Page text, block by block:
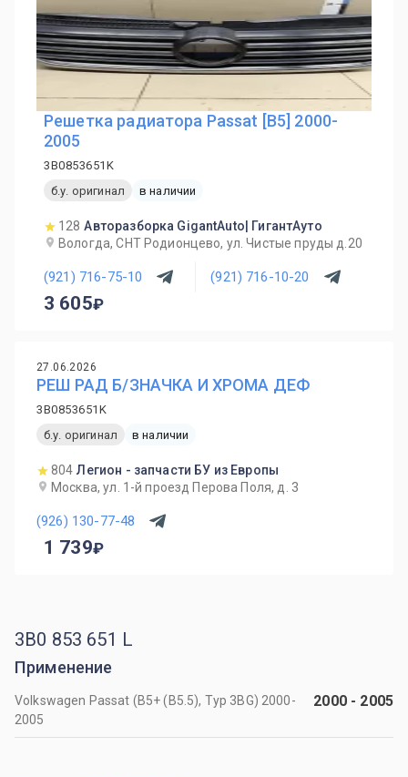
Решетка радиатора Passat [B5] 2000-
2005
3B0853651K
б.у. оригинал
в наличии
128 Авторазборка GigantAuto| ГигантАуто
Вологда, СНТ Родионцево, ул. Чистые пруды д.20
(921) 716-75-10 (921) 716-10-20
3 605
27.06.2026
РЕШ РАД Б/ЗНАЧКА И ХРОМА ДЕФ
3B0853651K
б.у. оригинал
в наличии
804 Легион - запчасти БУ из Европы
Москва, ул. 1-й проезд Перова Поля, д. 3
(926) 130-77-48
1 739
3B0 853 651 L
Применение
Volkswagen Passat (B5+ (B5.5), Typ 3BG) 2000-
2005
2000- 2005